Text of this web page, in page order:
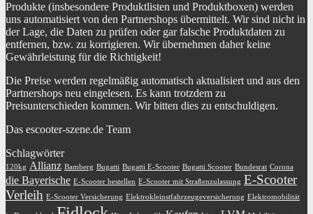
Produkte (insbesondere Produktlisten und Produktboxen) werden
uns automatisiert von den Partnershops übermittelt. Wir sind nicht in
der Lage, die Daten zu prüfen oder gar falsche Produktdaten zu
entfernen, bzw. zu korrigieren. Wir übernehmen daher keine
Gewährleistung für die Richtigkeit!
Die Preise werden regelmäßig automatisch aktualisiert und aus den
Partnershops neu eingelesen. Es kann trotzdem zu
Preisunterschieden kommen. Wir bitten dies zu entschuldigen.
Das escooter-szene.de Team
Schlagwörter
120kg Allianz Bamberg Bugatti Bugatti E-Scooter Bugatti Scooter Bundesrat Corona
die Bayerische E-Scooter bestellen E-Scooter mit Straßenzulassung E-Scooter
Verleih E-Scooter Versicherung Elektrokleinstfahrzeugeversicherung Elektromobilität